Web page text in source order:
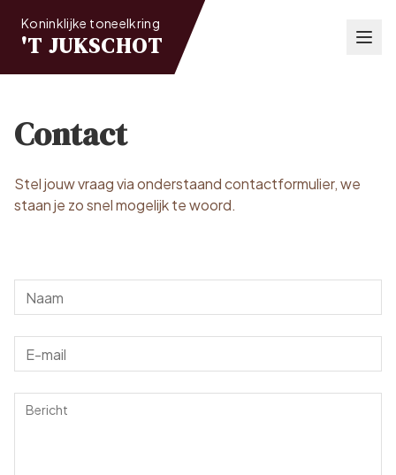
Koninklijke toneelkring
'T JUKSCHOT
Contact
Stel jouw vraag via onderstaand contactformulier, we
staan je zo snel mogelijk te woord.